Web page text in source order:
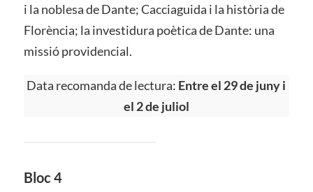
i la noblesa de Dante; Cacciaguida i la història de
Florència; la investidura poètica de Dante: una
missió providencial.
Data recomanda de lectura: Entre el 29 de juny i
el 2de juliol
Bloc 4